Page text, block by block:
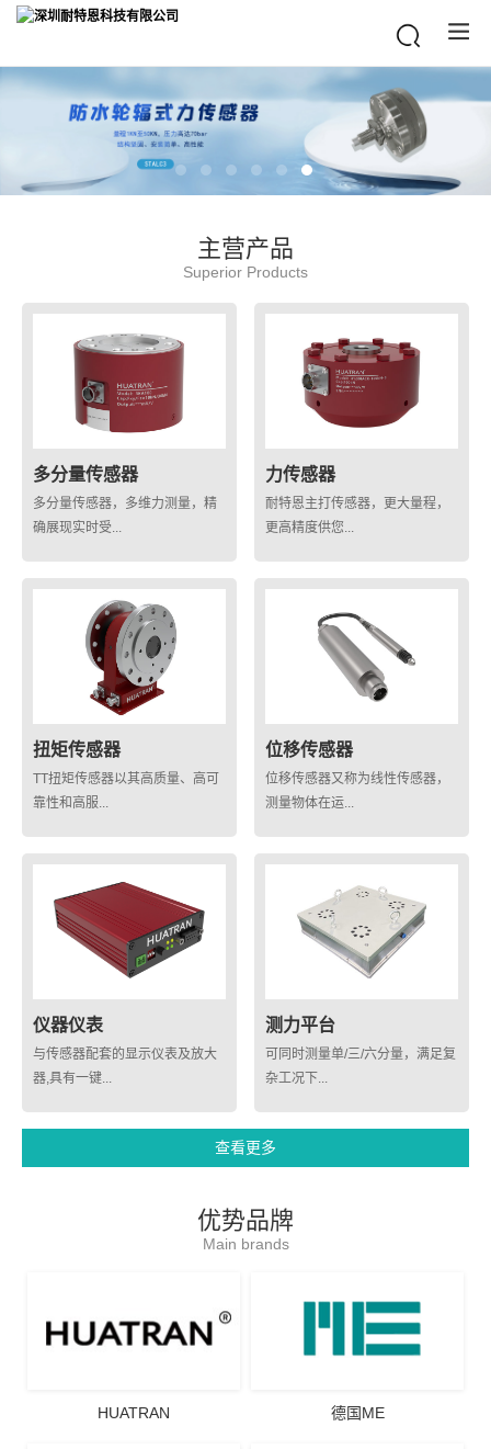
主营产品
Superior Products
多分量传感器
多分量传感器，多维力测量，精
确展现实时受...
力传感器
耐特恩主打传感器，更大量程，
更高精度供您...
扭矩传感器
TT扭矩传感器以其高质量、高可
靠性和高服...
位移传感器
位移传感器又称为线性传感器，
测量物体在运...
仪器仪表
与传感器配套的显示仪表及放大
器,具有一键...
测力平台
可同时测量单/三/六分量，满足复
杂工况下...
查看更多
优势品牌
Main brands
HUATRAN 德国ME